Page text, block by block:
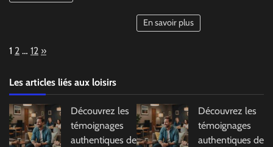
En savoir plus
Page:
1 2 … 12 Next
»
Les articles liés aux loisirs
Découvrez les
témoignages
authentiques de
Découvrez les
témoignages
authentiques de